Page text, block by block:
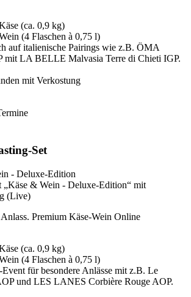
(ca. 0,9 kg)
(4 Flaschen à 0,75 l)
auf italienische Pairings wie z.B. ÖMA
mit LA BELLE Malvasia Terre di Chieti IGP.
mit Verkostung
Set
„Käse & Wein - Deluxe-Edition“ mit
(Live)
Premium Käse-Wein Online
(ca. 0,9 kg)
(4 Flaschen à 0,75 l)
für besondere Anlässe mit z.B. Le
und LES LANES Corbière Rouge AOP.